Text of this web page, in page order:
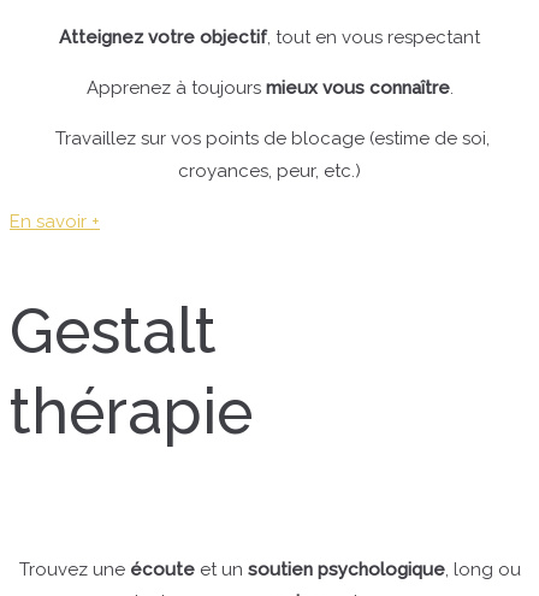
Atteignez votre objectif, tout en vous respectant
Apprenez à toujours mieux vous connaître.
Travaillez sur vos points de blocage (estime de soi,
croyances, peur, etc.)
En savoir +
Gestalt
thérapie
Trouvez une écouteet un soutien psychologique, long ou